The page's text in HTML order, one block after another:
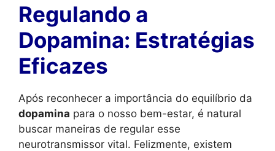
Regulando a
Dopamina: Estratégias
Eficazes
Após reconhecer a importância do equilíbrio da
dopamina para o nosso bem-estar, é natural
buscar maneiras de regular esse
neurotransmissor vital. Felizmente, existem